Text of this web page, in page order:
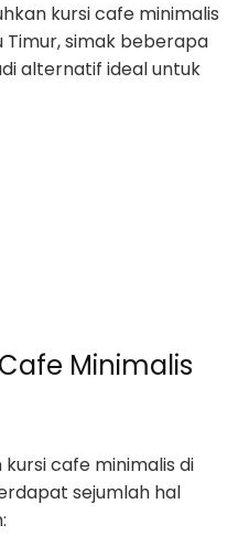
kursi cafe minimalis
Timur, simak beberapa
alternatif ideal untuk
Minimalis
cafe minimalis di
sejumlah hal